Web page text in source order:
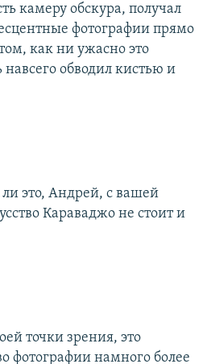
камеру обскура, получал
фотографии прямо
как ни ужасно это
навсего обводил кистью и
это, Андрей, с вашей
Караваджо не стоит и
точки зрения, это
фотографии намного более